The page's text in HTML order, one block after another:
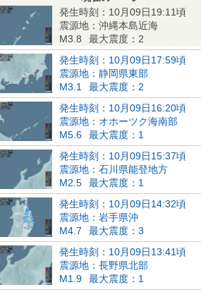
発生時刻：10月09日19:11頃
震源地：沖縄本島近海
M3.8
最大震度：2
発生時刻：10月09日17:59頃
震源地：静岡県東部
M3.1
最大震度：2
発生時刻：10月09日16:20頃
震源地：オホーツク海南部
M5.6
最大震度：1
発生時刻：10月09日15:37頃
震源地：石川県能登地方
M2.5
最大震度：1
発生時刻：10月09日14:32頃
震源地：岩手県沖
M4.7
最大震度：3
発生時刻：10月09日13:41頃
震源地：長野県北部
M1.9
最大震度：1